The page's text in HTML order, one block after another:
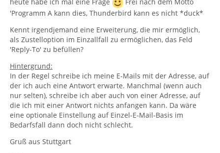
'Programm A kann dies, Thunderbird kann es nicht *duck*
Kennt irgendjemand eine Erweiterung, die mir ermöglich,
als Zustelloption im Einzallfall zu ermöglichen, das Feld
'Reply-To' zu befüllen?
Hintergrund:
In der Regel schreibe ich meine E-Mails mit der Adresse, auf
der ich auch eine Antwort erwarte. Manchmal (wenn auch
nur selten), schreibe ich aber auch von einer Adresse, auf
die ich mit einer Antwort nichts anfangen kann. Da wäre
eine optionale Einstellung auf Einzel-E-Mail-Basis im
Bedarfsfall dann doch nicht schlecht.
Gruß aus Stuttgart